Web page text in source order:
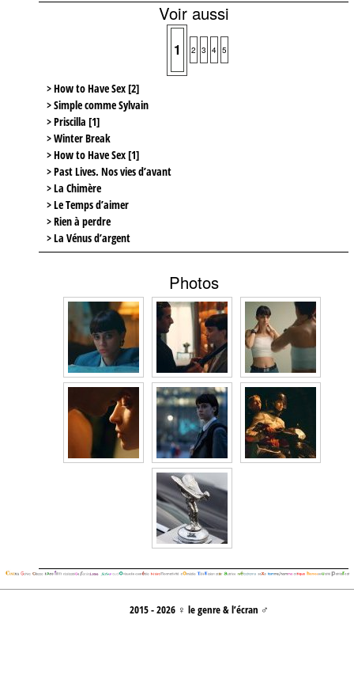
Voir aussi
1 2 3 4 5
> How to Have Sex [2]
> Simple comme Sylvain
> Priscilla [1]
> Winter Break
> How to Have Sex [1]
> Past Lives. Nos vies d’avant
> La Chimère
> Le Temps d’aimer
> Rien à perdre
> La Vénus d’argent
Photos
2015 - 2026 ♀ le genre & l’écran ♂